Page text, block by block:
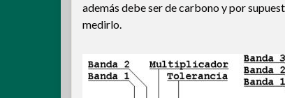
además debe ser de carbono y por
medirlo.